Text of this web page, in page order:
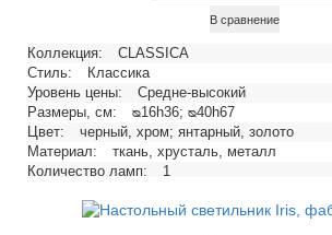
В сравнение
Коллекция:
CLASSICA
Стиль:
Классика
Уровень цены:
Средне-высокий
Размеры, см:
ᴓ16h36; ᴓ40h67
Цвет:
черный, хром; янтарный, золото
Материал:
ткань, хрусталь, металл
Количество ламп:
1
Напряжение, В:
220